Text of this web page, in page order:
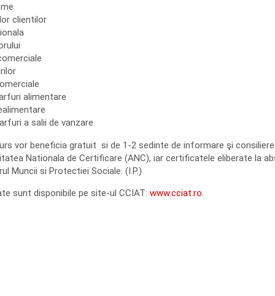
clientilor
alimentare
a salii de vanzare.
vor beneficia gratuit si de 1-2 sedinte de informare şi
Nationala de Certificare (ANC), iar certificatele eliberate la
Muncii si Protectiei Sociale. (I.P.)
sunt disponibile pe site-ul CCIAT: www.cciat.ro.